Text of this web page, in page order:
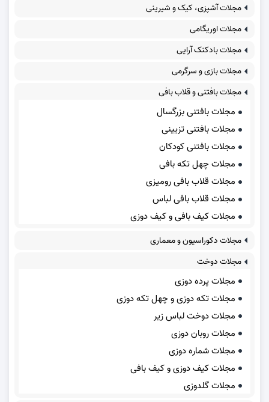
مجلات آشپزی، کیک و شیرینی
مجلات اوریگامی
مجلات بادکنک آرایی
مجلات بازی و سرگرمی
مجلات بافتنی و قلاب بافی
مجلات بافتنی بزرگسال
مجلات بافتنی تزیینی
مجلات بافتنی کودکان
مجلات چهل تکه بافی
مجلات قلاب بافی رومیزی
مجلات قلاب بافی لباس
مجلات کیف بافی و کیف دوزی
مجلات دکوراسیون و معماری
مجلات دوخت
مجلات پرده دوزی
مجلات تکه دوزی و چهل تکه دوزی
مجلات دوخت لباس زیر
مجلات روبان دوزی
مجلات شماره دوزی
مجلات کیف دوزی و کیف بافی
مجلات گلدوزی